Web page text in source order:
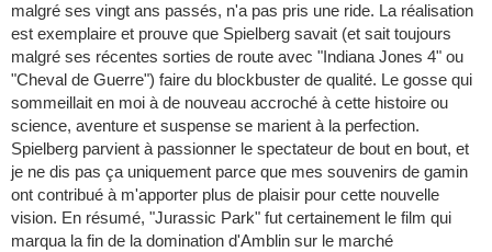
malgré ses vingt ans passés, n'a pas pris une ride. La réalisation
est exemplaire et prouve que Spielberg savait (et sait toujours
malgré ses récentes sorties de route avec "Indiana Jones 4" ou
"Cheval de Guerre") faire du blockbuster de qualité. Le gosse qui
sommeillait en moi à de nouveau accroché à cette histoire ou
science, aventure et suspense se marient à la perfection.
Spielberg parvient à passionner le spectateur de bout en bout, et
je ne dis pas ça uniquement parce que mes souvenirs de gamin
ont contribué à m'apporter plus de plaisir pour cette nouvelle
vision. En résumé, "Jurassic Park" fut certainement le film qui
marqua la fin de la domination d'Amblin sur le marché